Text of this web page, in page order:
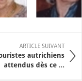
ARTICLE SUIVANT
autrichiens
attendus dès ce ...